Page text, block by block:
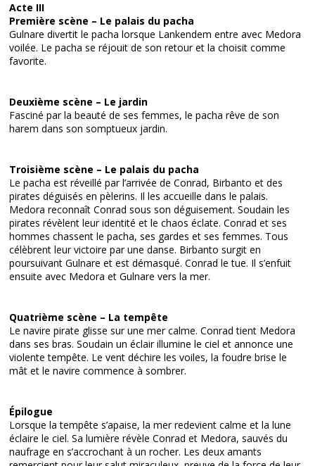
Acte III
Première scène – Le palais du pacha
Gulnare divertit le pacha lorsque Lankendem entre avec Medora
voilée. Le pacha se réjouit de son retour et la choisit comme
favorite.
Deuxième scène – Le jardin
Fasciné par la beauté de ses femmes, le pacha rêve de son
harem dans son somptueux jardin.
Troisième scène – Le palais du pacha
Le pacha est réveillé par l’arrivée de Conrad, Birbanto et des
pirates déguisés en pèlerins. Il les accueille dans le palais.
Medora reconnaît Conrad sous son déguisement. Soudain les
pirates révèlent leur identité et le chaos éclate. Conrad et ses
hommes chassent le pacha, ses gardes et ses femmes. Tous
célèbrent leur victoire par une danse. Birbanto surgit en
poursuivant Gulnare et est démasqué. Conrad le tue. Il s’enfuit
ensuite avec Medora et Gulnare vers la mer.
Quatrième scène – La tempête
Le navire pirate glisse sur une mer calme. Conrad tient Medora
dans ses bras. Soudain un éclair illumine le ciel et annonce une
violente tempête. Le vent déchire les voiles, la foudre brise le
mât et le navire commence à sombrer.
Épilogue
Lorsque la tempête s’apaise, la mer redevient calme et la lune
éclaire le ciel. Sa lumière révèle Conrad et Medora, sauvés du
naufrage en s’accrochant à un rocher. Les deux amants